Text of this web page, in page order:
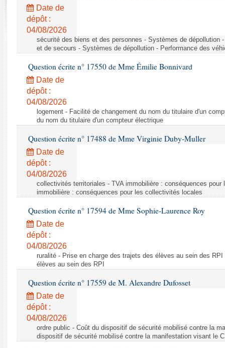
Rapports législatifs
Rapports sur l'application des lois
Baromètre de l’application des lois
Dossiers législatifs
Budget et sécurité sociale
Questions écrites et orales
Comptes rendus des débats
Date de
dépôt :
04/08/2026
sécurité des biens et des personnes - Systèmes de dépollution
et de secours - Systèmes de dépollution - Performance des
Question écrite n° 17550 de Mme Émilie Bonnivard
Date de
dépôt :
04/08/2026
logement - Facilité de changement du nom du titulaire d'un
du nom du titulaire d'un compteur électrique
Question écrite n° 17488 de Mme Virginie Duby-Muller
Date de
dépôt :
04/08/2026
collectivités territoriales - TVA immobilière : conséquences
immobilière : conséquences pour les collectivités locales
Question écrite n° 17594 de Mme Sophie-Laurence Roy
Date de
dépôt :
04/08/2026
ruralité - Prise en charge des trajets des élèves au sein des
élèves au sein des RPI
Question écrite n° 17559 de M. Alexandre Dufosset
Date de
dépôt :
04/08/2026
ordre public - Coût du dispositif de sécurité mobilisé contre la
dispositif de sécurité mobilisé contre la manifestation visant le